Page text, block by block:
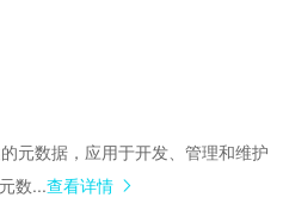
元数据，应用于开发、管理和维护
数...查看详情